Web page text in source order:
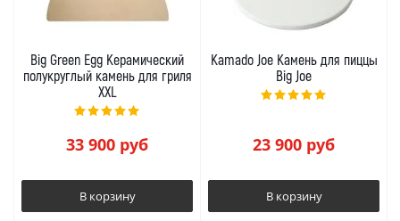
Big Green Egg Керамический
полукруглый камень для гриля
XXL
33 900 руб
В корзину
Kamado Joe Камень для пиццы
Big Joe
23 900 руб
В корзину